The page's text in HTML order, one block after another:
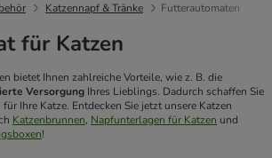
Katzennapf & Tränke Futterautomaten
für Katzen
bietet Ihnen zahlreiche Vorteile, wie z. B. die
Versorgung Ihres Lieblings. Dadurch schaffen Sie
für Ihre Katze. Entdecken Sie jetzt unsere Katzen
Katzenbrunnen, Napfunterlagen für Katzen und
!